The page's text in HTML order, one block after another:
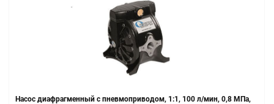
Насос диафрагменный с пневмоприводом, 1:1, 100 л/мин, 0,8 МПа,